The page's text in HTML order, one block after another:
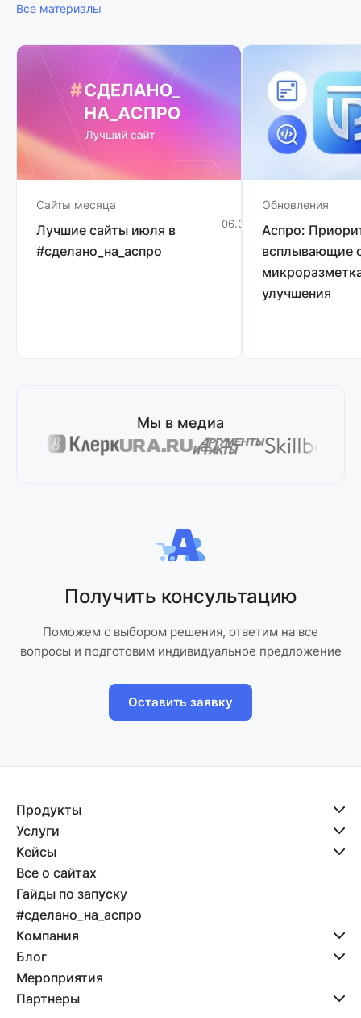
Все материалы
Сайты месяца
Лучшие сайты июля в
#сделано_на_аспро
06.08.2026 1 мин
Обновления
Аспро:
всплывающие
улучшения
Мы в медиа
Получить консультацию
Поможем с выбором решения, ответим на все
вопросы и подготовим индивидуальное предложение
Оставить заявку
Продукты
Услуги
Кейсы
Все о сайтах
Гайды по запуску
#сделано_на_аспро
Компания
Блог
Мероприятия
Партнеры